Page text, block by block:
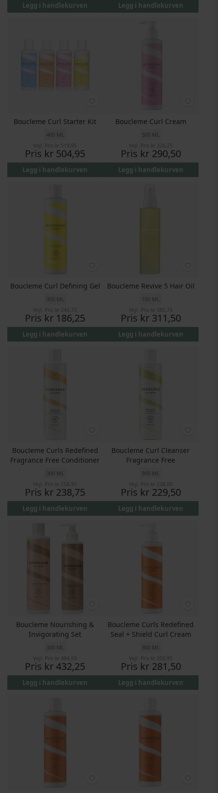
Legg i handlekurven Legg i handlekurven
Boucleme Curl Starter Kit
400 ML
Vejl. Pris kr 519,95
Pris kr 504,95
Legg i handlekurven
Boucleme Curl Cream
300 ML
Vejl. Pris kr 326,25
Pris kr 290,50
Legg i handlekurven
Boucleme Curl Defining Gel
300 ML
Vejl. Pris kr 245,75
Pris kr 186,25
Legg i handlekurven
Boucleme Revive 5 Hair Oil
100 ML
Vejl. Pris kr 385,75
Pris kr 311,50
Legg i handlekurven
Boucleme Curls Redefined
Fragrance Free Conditioner
300 ML
Vejl. Pris kr 258,95
Pris kr 238,75
Legg i handlekurven
Boucleme Curl Cleanser
Fragrance Free
300 ML
Vejl. Pris kr 238,00
Pris kr 229,50
Legg i handlekurven
Boucleme Nourishing &
Invigorating Set
300 ML
Vejl. Pris kr 484,50
Pris kr 432,25
Legg i handlekurven
Boucleme Curls Redefined
Seal + Shield Curl Cream
300 ML
Vejl. Pris kr 355,95
Pris kr 281,50
Legg i handlekurven